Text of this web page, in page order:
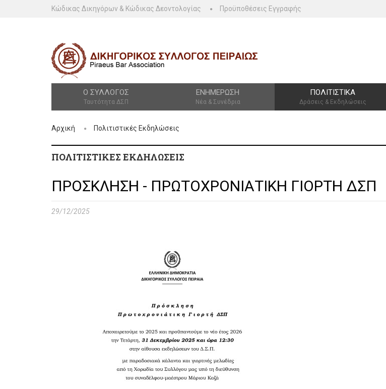
Κώδικας Δικηγόρων & Κώδικας Δεοντολογίας Προϋποθέσεις Εγγραφής
Ο ΣΎΛΛΟΓΟΣ
Ταυτότητα ΔΣΠ
ΕΝΗΜΈΡΩΣΗ
Νέα & Συνέδρια
ΠΟΛΙΤΙΣΤΙΚΆ
Δράσεις & Εκδηλώσεις
Αρχική Πολιτιστικές Εκδηλώσεις
ΠΟΛΙΤΙΣΤΙΚΈΣ ΕΚΔΗΛΏΣΕΙΣ
ΠΡΟΣΚΛΗΣΗ - ΠΡΩΤΟΧΡΟΝΙΑΤΙΚΗ ΓΙΟΡΤΗ ΔΣΠ
29/12/2025